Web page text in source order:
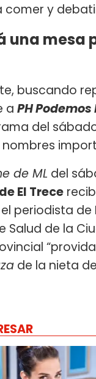
comer y
una mesa
buscando
a PH
del
de ML del
El Trece
periodista de
Salud de la
de la nieta